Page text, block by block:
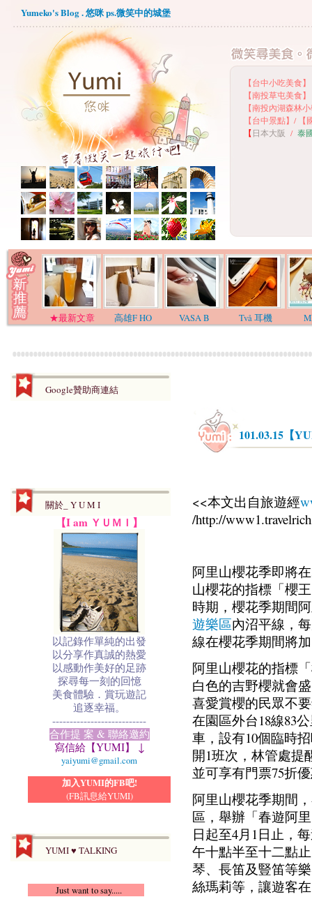
Yumeko's Blog . 悠咪 ps.微笑中的城堡
【台中小吃美食】
【南投草屯美食】
【南投內湖森林
【台中景點】 /
【日本大阪 / 泰
★最新文章 高雄F HO VASA B Två 耳機
Google贊助商連結
關於_ Y U M I
【I am ＹＵＭＩ】
以記錄作單純的出發
以分享作真誠的熱愛
以感動作美好的足跡
探尋每一刻的回憶
美食體驗．賞玩遊記
追逐幸福。
---------------------------
合作提 案 & 聯絡邀約
寫信給【YUMI】 ↓
yaiyumi@gmail.com
加入YUMI的FB吧!
(FB訊息給YUMI)
YUMI ♥ TALKING
Just want to say.....
101.03.15【
<<本文出自旅遊經
/http://
阿里山櫻花季即將
山櫻花的指標「櫻
時期，櫻花季期間
遊樂區內沼平線，
線在櫻花季期間將
阿里山櫻花的指標
白色的吉野櫻就會
喜愛賞櫻的民眾不
在園區外台18線83
車，設有10個臨時
開1班次，林管處提
並可享有門票75折
阿里山櫻花季期間
區，舉辦「春遊阿
日起至4月1日止，
午十點半至十二點
琴、長笛及豎笛等
絲瑪莉等，讓遊客